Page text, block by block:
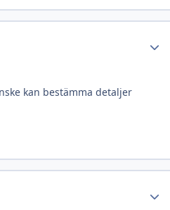
kan bestämma detaljer